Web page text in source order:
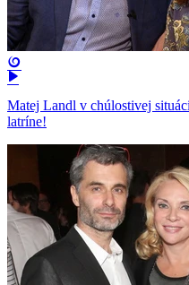
Matej Landl v chúlostivej
latríne!